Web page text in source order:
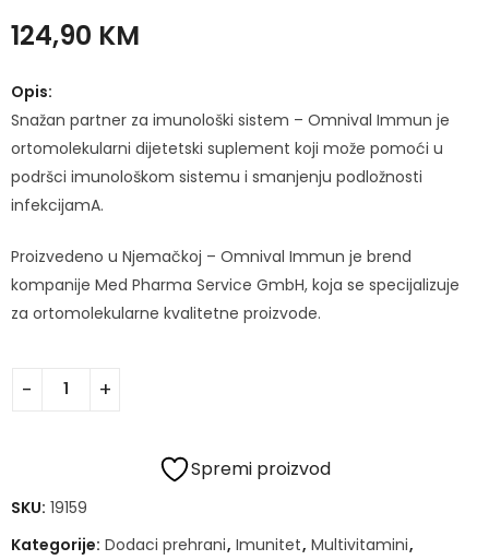
124,90 KM
Opis:
Snažan partner za imunološki sistem – Omnival Immun je
ortomolekularni dijetetski suplement koji može pomoći u
podršci imunološkom sistemu i smanjenju podložnosti
infekcijamA.
Proizvedeno u Njemačkoj – Omnival Immun je brend
kompanije Med Pharma Service GmbH, koja se specijalizuje
za ortomolekularne kvalitetne proizvode.
Spremi proizvod
SKU: 19159
Kategorije: Dodaci prehrani, Imunitet, Multivitamini,